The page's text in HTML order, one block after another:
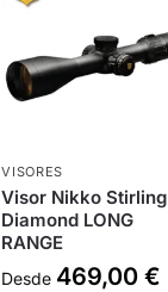
VISORES
Visor Nikko Stirling
Diamond LONG
RANGE
Desde 469,00€